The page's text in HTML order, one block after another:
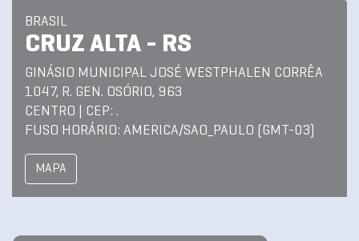
BRASIL
CRUZ ALTA - RS
GINÁSIO MUNICIPAL JOSÉ WESTPHALEN CORRÊA
1047, R. GEN. OSÓRIO, 963
CENTRO | CEP: .
FUSO HORÁRIO: AMERICA/SAO_PAULO (GMT-03)
MAPA